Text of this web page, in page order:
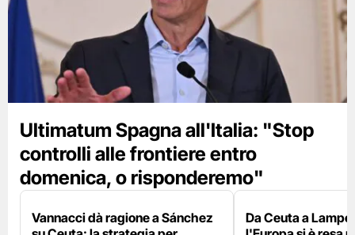
Ultimatum Spagna all'Italia: "Stop
controlli alle frontiere entro
domenica, o risponderemo"
Vannacci dà ragione a Sánchez
Da Ceuta a